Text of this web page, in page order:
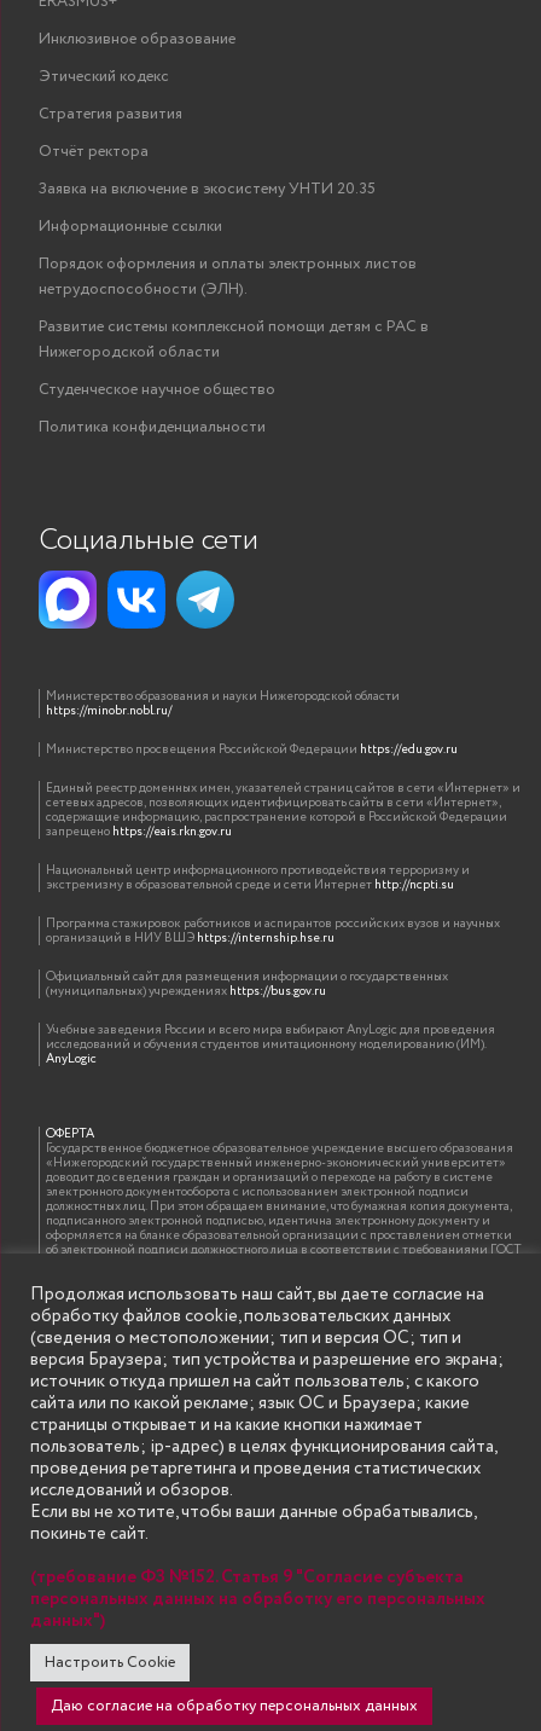
Инклюзивное образование
Этический кодекс
Стратегия развития
Отчёт ректора
Заявка на включение в экосистему УНТИ 20.35
Информационные ссылки
Порядок оформления и оплаты электронных листов
нетрудоспособности (ЭЛН).
Развитие системы комплексной помощи детям с РАС в
Нижегородской области
Студенческое научное общество
Политика конфиденциальности
Социальные сети
Министерство образования и науки Нижегородской области
https://minobr.nobl.ru/
Министерство просвещения Российской Федерации https://edu.gov.ru
Единый реестр доменных имен, указателей страниц сайтов в сети «Интернет» и
сетевых адресов, позволяющих идентифицировать сайты в сети «Интернет»,
содержащие информацию, распространение которой в Российской Федерации
запрещеноhttps://eais.rkn.gov.ru
Национальный центр информационного противодействия терроризму и
экстремизму в образовательной среде и сети Интернетhttp://ncpti.su
Программа стажировок работников и аспирантов российских вузов и научных
организаций в НИУ ВШЭhttps://internship.hse.ru
Официальный сайт для размещения информации о государственных
(муниципальных) учрежденияхhttps://bus.gov.ru
Учебные заведения России и всего мира выбирают AnyLogic для проведения
исследований и обучения студентов имитационному моделированию (ИМ).
AnyLogic
ОФЕРТА
Государственное бюджетное образовательное учреждение высшего образования
«Нижегородский государственный инженерно-экономический университет»
доводит до сведения граждан и организаций о переходе на работу в системе
электронного документооборота с использованием электронной подписи
должностных лиц. При этом обращаем внимание, что бумажная копия документа,
подписанного электронной подписью, идентична электронному документу и
оформляется на бланке образовательной организации с проставлением отметки
об электронной подписи должностного лица в соответствии с требованиями ГОСТ
ИНФОРМАЦИЯ ДЛЯ ПРАВООБЛАДАТЕЛЕЙ
Все права на аудио и видео материалы, представленные на нашем сайте
принадлежат их законным владельцам и предназначены только для ознакомления.
Наличие материалов на сайте никаким образом не претендует на обозначение
нашего авторского права на данные материалы. Авторы не несут ответственности
за возможные последствия использования их в целях, запрещенных Уголовным
Кодексом Российской Федерации. Если вы соглашаетесь с указанными
условиями, то можете приступить к просмотру материалов. Иначе вы должны
немедленно покинуть сайт. Все материалы, размещенные на сайте, взяты с
открытых (общедоступных) источников. Если Вы являетесь правообладателем
какого-либо материала, размещённого на этом сайте, и не хотели бы чтобы данная
информация распространялась без Вашего на то согласия, то мы будем рады
оказать Вам содействие, удалив соответствующие страницы. Для этого достаточно,
чтобы вы прислали нам письмо (в электронном виде) с E-mail официального
страницы сайта, которые необходимо удалить.
SECONDARY
MENU
© Государственное бюджетное образовательное учреждение
высшего образования "Нижегородский государственный инженерно-
экономический университет" (Княгининский университет) 2002 - 2026
Продолжая использовать наш сайт, вы даете согласие на
обработку файлов cookie, пользовательских данных
(сведения о местоположении; тип и версия ОС; тип и
версия Браузера; тип устройства и разрешение его экрана;
источник откуда пришел на сайт пользователь; с какого
сайта или по какой рекламе; язык ОС и Браузера; какие
страницы открывает и на какие кнопки нажимает
пользователь; ip-адрес) в целях функционирования сайта,
проведения ретаргетинга и проведения статистических
исследований и обзоров.
Если вы не хотите, чтобы ваши данные обрабатывались,
покиньте сайт.
(требование ФЗ №152. Статья 9 "Согласие субъекта
персональных данных на обработку его персональных
данных")
Настроить Cookie
Даю согласие на обработку персональных данных